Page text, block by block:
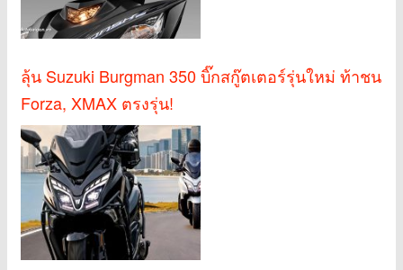
ลุ้น Suzuki Burgman 350 บิ๊กสกู๊ตเตอร์รุ่นใหม่ ท้าชน
Forza, XMAX ตรงรุ่น!